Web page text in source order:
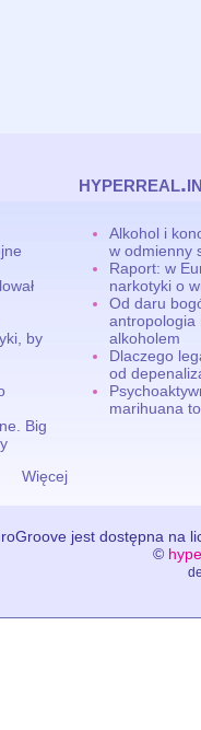
by
Big
Więcej
Alkohol i
w odmienny
Raport: w
narkotyki o
Od daru
antropologia
alkoholem
Dlaczego
od
marihuana
jest dostępna na
©